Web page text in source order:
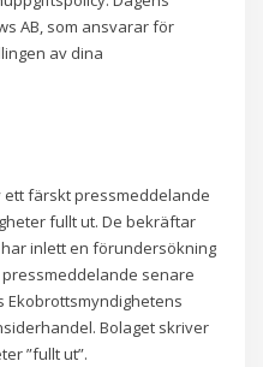
AB, som ansvarar för
av dina
ett färskt pressmeddelande
fullt ut. De bekräftar
inlett en förundersökning
senare
Ekobrottsmyndighetens
Bolaget skriver
”fullt ut”.